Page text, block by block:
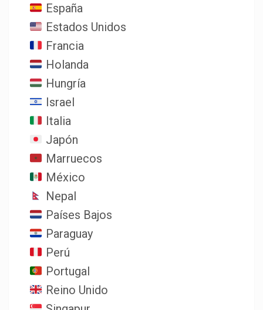
España
Estados Unidos
Francia
Holanda
Hungría
Israel
Italia
Japón
Marruecos
México
Nepal
Países Bajos
Paraguay
Perú
Portugal
Reino Unido